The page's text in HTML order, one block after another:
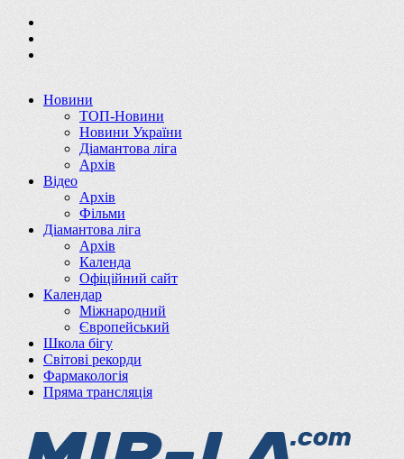
Новини
ТОП-Новини
Новини України
Діамантова ліга
Архів
Відео
Архів
Фільми
Діамантова ліга
Архів
Календа
Офіційний сайт
Календар
Міжнародний
Європейський
Школа бігу
Світові рекорди
Фармакологія
Пряма трансляція